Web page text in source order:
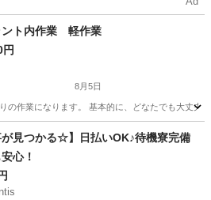
ント内作業 軽作業
円
8月5日
の作業になります。 基本的に、どなたでも大丈
工場
が見つかる☆】日払いOK♪待機寮完備
心！